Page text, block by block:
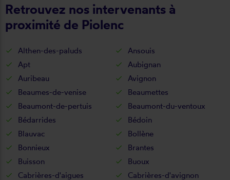
Retrouvez nos intervenants à
proximité de Piolenc
Althen-des-paluds
Ansouis
Apt
Aubignan
Auribeau
Avignon
Beaumes-de-venise
Beaumettes
Beaumont-de-pertuis
Beaumont-du-ventoux
Bédarrides
Bédoin
Blauvac
Bollène
Bonnieux
Brantes
Buisson
Buoux
Cabrières-d'aigues
Cabrières-d'avignon